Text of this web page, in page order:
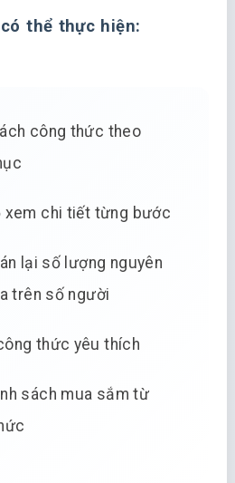
thể thực hiện:
công thức theo
xem chi tiết từng bước
lại số lượng nguyên
trên số người
thức yêu thích
sách mua sắm từ